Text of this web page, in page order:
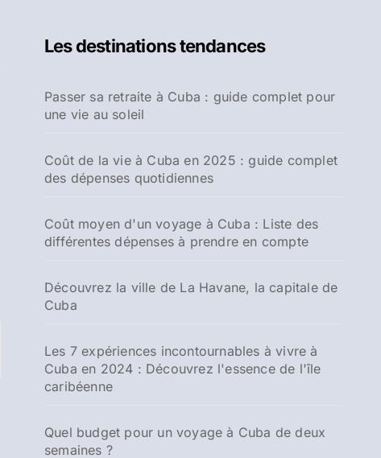
Les destinations tendances
Passer sa retraite à Cuba : guide complet pour
une vie au soleil
Coût de la vie à Cuba en 2025 : guide complet
des dépenses quotidiennes
Coût moyen d'un voyage à Cuba : Liste des
différentes dépenses à prendre en compte
Découvrez la ville de La Havane, la capitale de
Cuba
Les 7 expériences incontournables à vivre à
Cuba en 2024 : Découvrez l'essence de l'île
caribéenne
Quel budget pour un voyage à Cuba de deux
semaines ?